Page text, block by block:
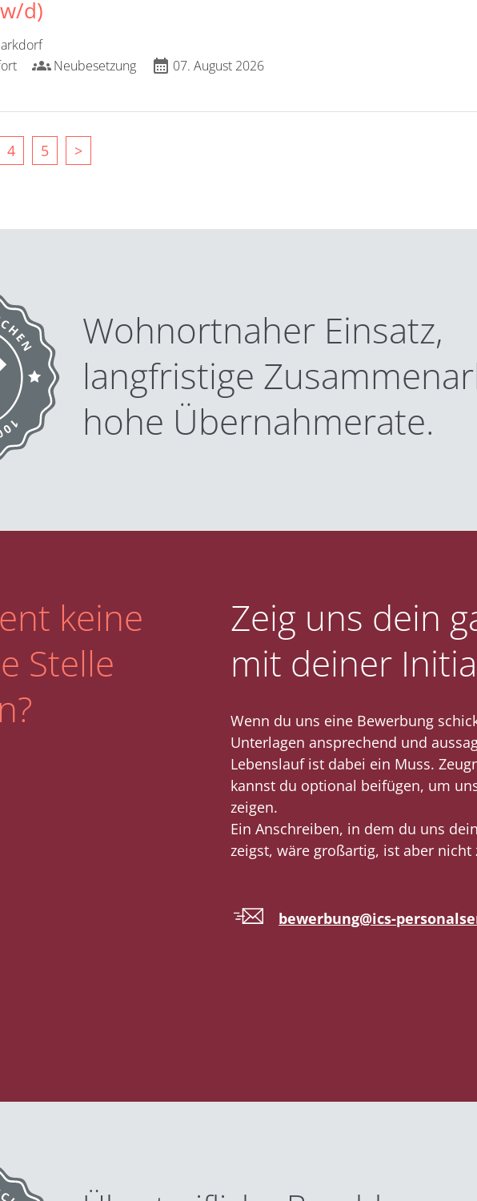
d)
groupsNeubesetzung calendar_month 07. August 2026
4 5 >
Wohnortnaher Einsatz,
langfristige
hohe Übernahmerate.
keine
Stelle
Zeig uns dein
mit deiner
Wenn du uns eine Bewerbung
Unterlagen ansprechend und
Lebenslauf ist dabei ein Muss.
kannst du optional beifügen, um
zeigen.
Ein Anschreiben, in dem du uns
zeigst, wäre großartig, ist aber
bewerbung@ics-